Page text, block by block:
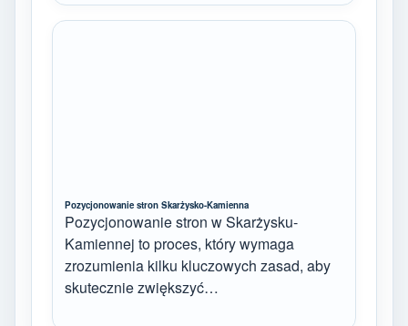
Pozycjonowanie stron Skarżysko-Kamienna
Pozycjonowanie stron w Skarżysku-
Kamiennej to proces, który wymaga
zrozumienia kilku kluczowych zasad, aby
skutecznie zwiększyć…